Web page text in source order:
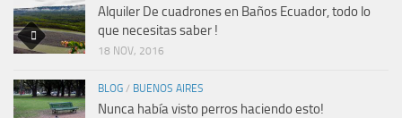
Alquiler De cuadrones en Baños Ecuador, todo lo
que necesitas saber !
18 NOV, 2016
BLOG / BUENOS AIRES
Nunca había visto perros haciendo esto!